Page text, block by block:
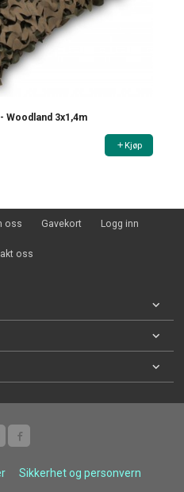
Woodland 3x1,4m
Kjøp
oss Gavekort Logg inn
oss
Sikkerhet og personvern